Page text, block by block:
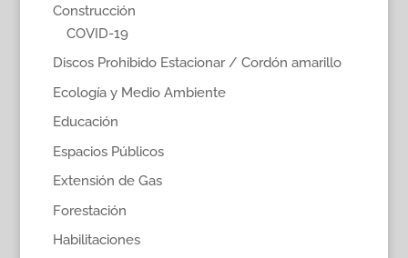
Construcción
COVID-19
Discos Prohibido Estacionar / Cordón amarillo
Ecología y Medio Ambiente
Educación
Espacios Públicos
Extensión de Gas
Forestación
Habilitaciones